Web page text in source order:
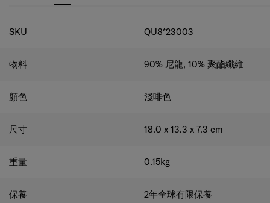
規格
SKU QU8*23003
物料 90% 尼龍, 10% 聚酯纖維
顏色 淺啡色
尺寸 18.0 x 13.3 x 7.3 cm
重量 0.15kg
保養 2年全球有限保養